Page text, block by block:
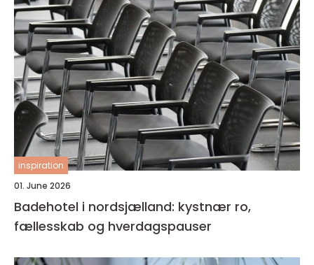
inspiration
01. June 2026
Badehotel i nordsjælland: kystnær ro,
fællesskab og hverdagspauser